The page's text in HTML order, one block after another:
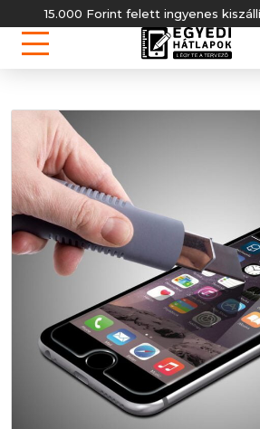
15.000 Forint felett ingyenes kiszállítás!